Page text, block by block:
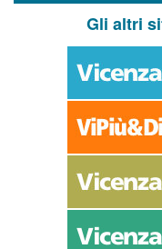
Gli altri